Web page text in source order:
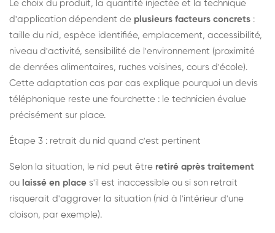
Le choix du produit, la quantité injectée et la technique
d'application dépendent de plusieurs facteurs concrets :
taille du nid, espèce identifiée, emplacement, accessibilité,
niveau d'activité, sensibilité de l'environnement (proximité
de denrées alimentaires, ruches voisines, cours d'école).
Cette adaptation cas par cas explique pourquoi un devis
téléphonique reste une fourchette : le technicien évalue
précisément sur place.
Étape 3 : retrait du nid quand c'est pertinent
Selon la situation, le nid peut être retiré après traitement
ou laissé en place s'il est inaccessible ou si son retrait
risquerait d'aggraver la situation (nid à l'intérieur d'une
cloison, par exemple).